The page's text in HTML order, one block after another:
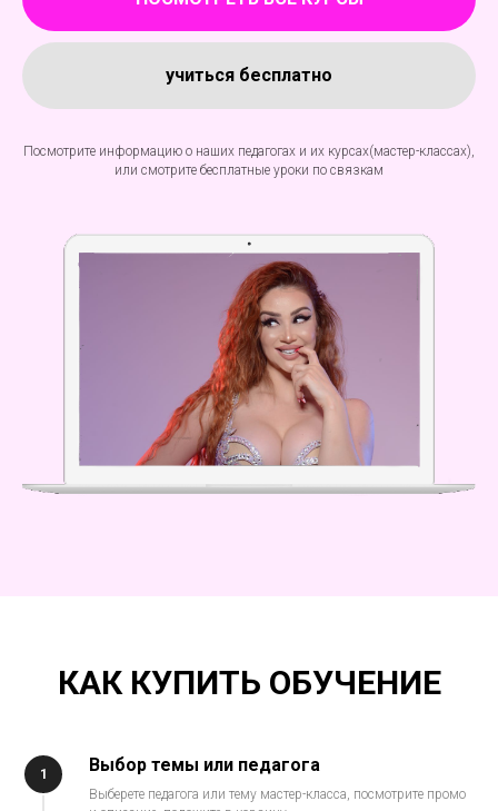
учиться бесплатно
Посмотрите информацию о наших педагогах и их курсах(мастер-классах),
или смотрите бесплатные уроки по связкам
КАК КУПИТЬ ОБУЧЕНИЕ
1 Выбор темы или педагога
Выберете педагога или тему мастер-класса, посмотрите промо